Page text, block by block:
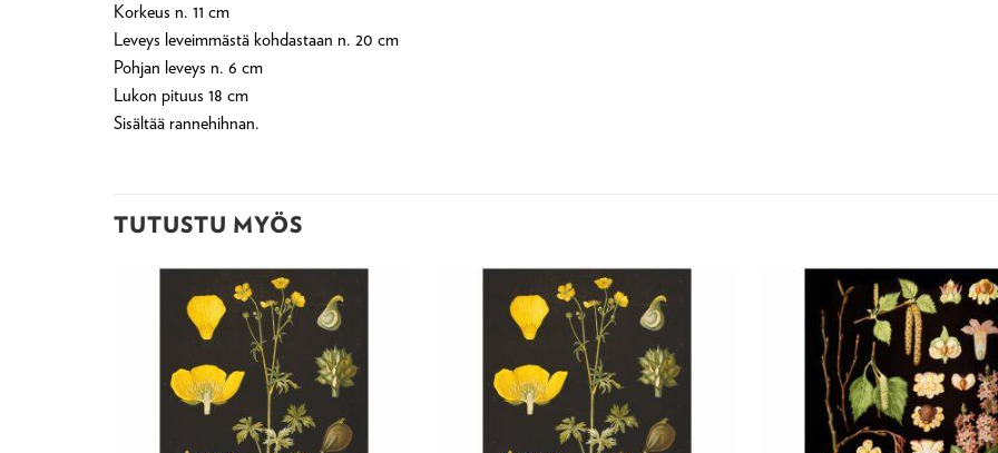
Korkeus n. 11 cm
Leveys leveimmästä kohdastaan n. 20 cm
Pohjan leveys n. 6 cm
Lukon pituus 18 cm
Sisältää rannehihnan.
TUTUSTU MYÖS